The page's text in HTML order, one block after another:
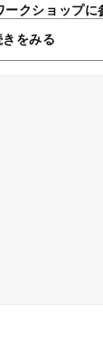
クショップに
きをみる